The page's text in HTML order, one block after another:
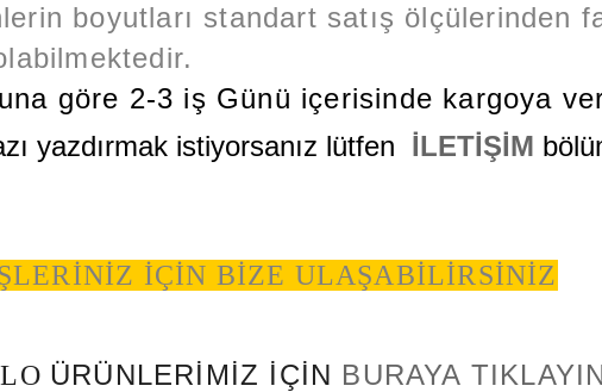
boyutları standart satış ölçülerinden
göre 2-3 iş Günü içerisinde kargoya
yazdırmak istiyorsanız lütfen İLETİŞİM
İÇİN BİZE ULAŞABİLİRSİNİZ
ÜRÜNLERİMİZ İÇİN BURAYA